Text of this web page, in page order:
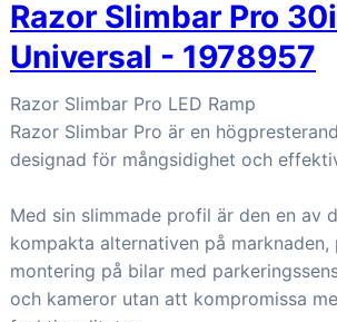
Razor Slimbar Pro
Universal - 1978957
Razor Slimbar Pro LED Ramp
Razor Slimbar Pro är en
designad för mångsidighet och
Med sin slimmade profil är den en av
kompakta alternativen på
montering på bilar med
och kameror utan att kompromissa